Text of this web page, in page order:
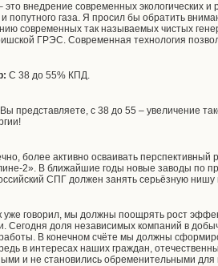
это внедрение современных экологических
попутного газа. Я просил бы обратить
современных так называемых чистых
ГРЭС. Современная технология
С 38 до 55% КПД.
Вы представляете, с 38 до 55 – увеличение
более активно осваивать
2». В ближайшие годы новые заводы по
СПГ должен занять серьёзную нишу
уже говорил, мы должны поощрять рост
Сегодня доля независимых компаний в
В конечном счёте мы должны
в интересах наших граждан,
и не становились обременительными для